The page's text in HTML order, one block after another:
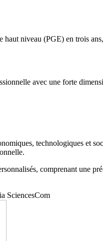
niveau (PGE) en trois
avec une forte
technologiques et
comprenant une